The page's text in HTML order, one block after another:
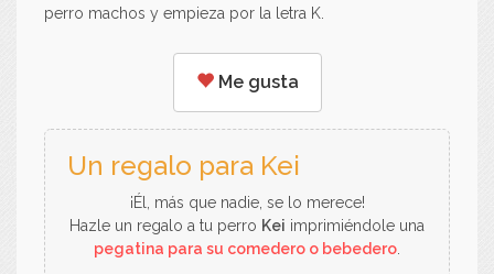
perro machos y empieza por la letra K.
Me gusta
Un regalo para Kei
¡Él, más que nadie, se lo merece!
Hazle un regalo a tu perro Kei imprimiéndole una
pegatina para su comedero o bebedero